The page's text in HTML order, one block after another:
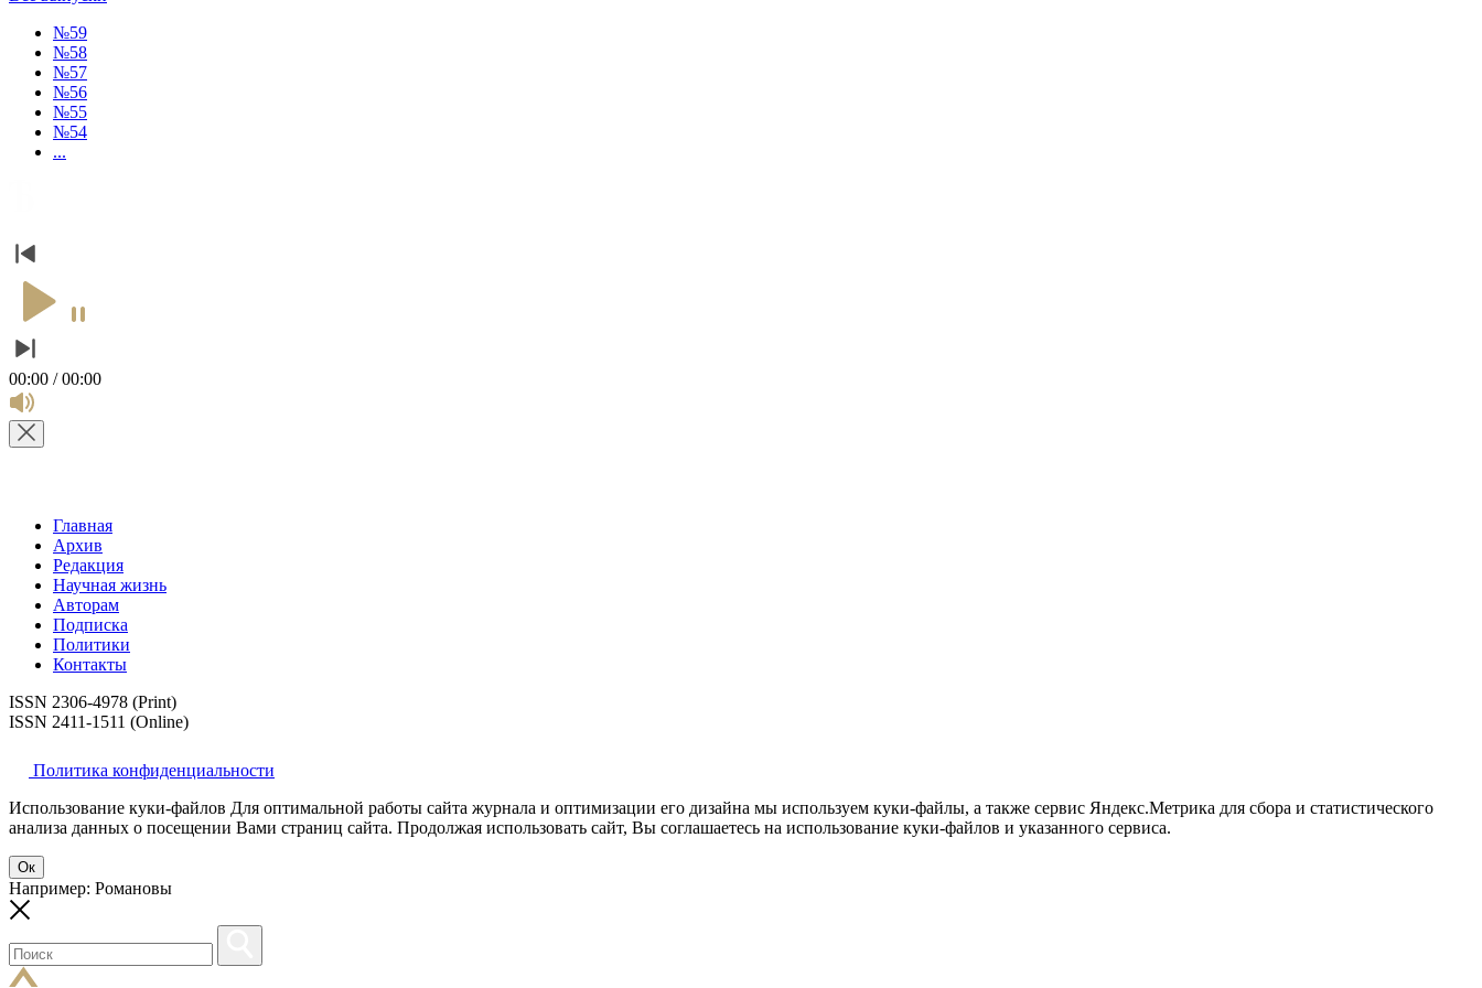
№59
№58
№57
№56
№55
№54
...
00:00 / 00:00
Главная
Архив
Редакция
Научная жизнь
Авторам
Подписка
Политики
Контакты
ISSN 2306-4978 (Print)
ISSN 2411-1511 (Online)
Политика конфиденциальности
Использование куки-файлов Для оптимальной работы сайта журнала и оптимизации его дизайна мы используем куки-файлы, а также сервис Яндекс.Метрика для сбора и статистического
анализа данных о посещении Вами страниц сайта. Продолжая использовать сайт, Вы соглашаетесь на использование куки-файлов и указанного сервиса.
Ок
Например: Романовы